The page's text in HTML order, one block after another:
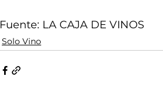
Fuente: LA CAJA DE VINOS
Solo Vino